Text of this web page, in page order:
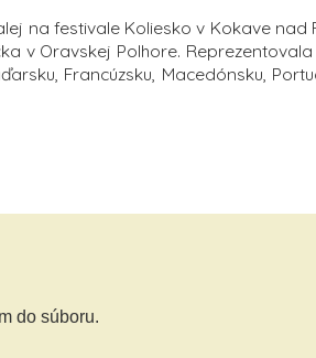
na festivale Koliesko v Kokave nad
v Oravskej Polhore. Reprezentovala
Francúzsku, Macedónsku,
do súboru.